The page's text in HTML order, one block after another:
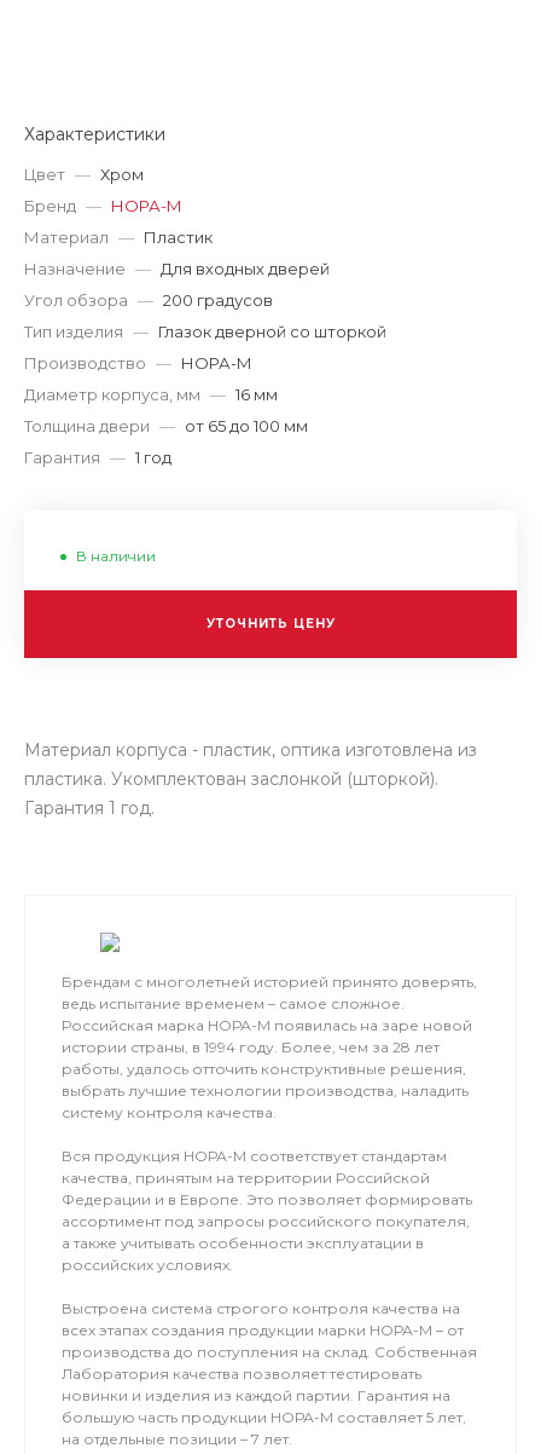
Характеристики
Цвет — Хром
Бренд — НОРА-М
Материал — Пластик
Назначение — Для входных дверей
Угол обзора — 200 градусов
Тип изделия — Глазок дверной со шторкой
Производство — НОРА-М
Диаметр корпуса, мм — 16 мм
Толщина двери — от 65 до 100 мм
Гарантия — 1 год
В наличии
УТОЧНИТЬ ЦЕНУ
Материал корпуса - пластик, оптика изготовлена из
пластика. Укомплектован заслонкой (шторкой).
Гарантия 1 год.
Брендам с многолетней историей принято доверять,
ведь испытание временем – самое сложное.
Российская марка НОРА-М появилась на заре новой
истории страны, в 1994 году. Более, чем за 28 лет
работы, удалось отточить конструктивные решения,
выбрать лучшие технологии производства, наладить
систему контроля качества.
Вся продукция НОРА-М соответствует стандартам
качества, принятым на территории Российской
Федерации и в Европе. Это позволяет формировать
ассортимент под запросы российского покупателя,
а также учитывать особенности эксплуатации в
российских условиях.
Выстроена система строгого контроля качества на
всех этапах создания продукции марки НОРА-М – от
производства до поступления на склад. Собственная
Лаборатория качества позволяет тестировать
новинки и изделия из каждой партии. Гарантия на
большую часть продукции НОРА-М составляет 5 лет,
на отдельные позиции – 7 лет.